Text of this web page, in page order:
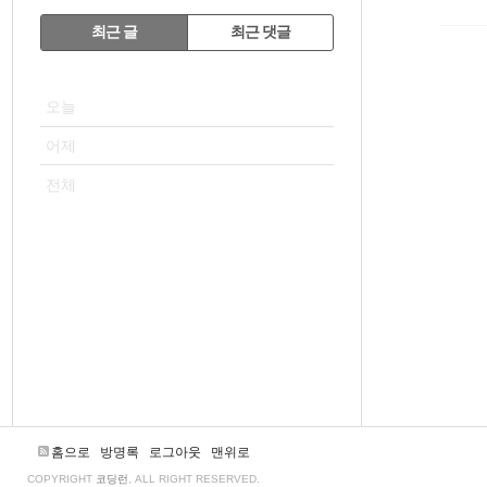
RECENTLY
최근 글 최근 댓글
오늘
어제
전체
홈으로 방명록 로그아웃 맨위로
COPYRIGHT 코딩런 , ALL RIGHT RESERVED.